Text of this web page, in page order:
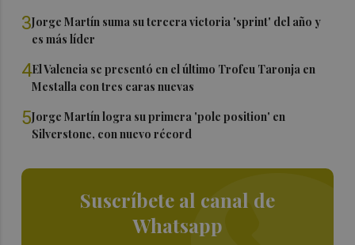
3Jorge Martín suma su tercera victoria 'sprint' del año y
es más líder
4El Valencia se presentó en el último Trofeu Taronja en
Mestalla con tres caras nuevas
5Jorge Martín logra su primera 'pole position' en
Silverstone, con nuevo récord
Suscríbete al canal de
Whatsapp